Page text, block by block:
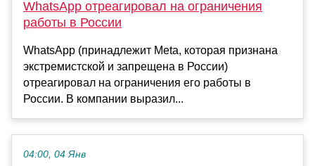
WhatsApp отреагировал на ограничения
работы в России
WhatsApp (принадлежит Meta, которая признана
экстремистской и запрещена в России)
отреагировал на ограничения его работы в
России. В компании выразил...
04:00, 04 Янв